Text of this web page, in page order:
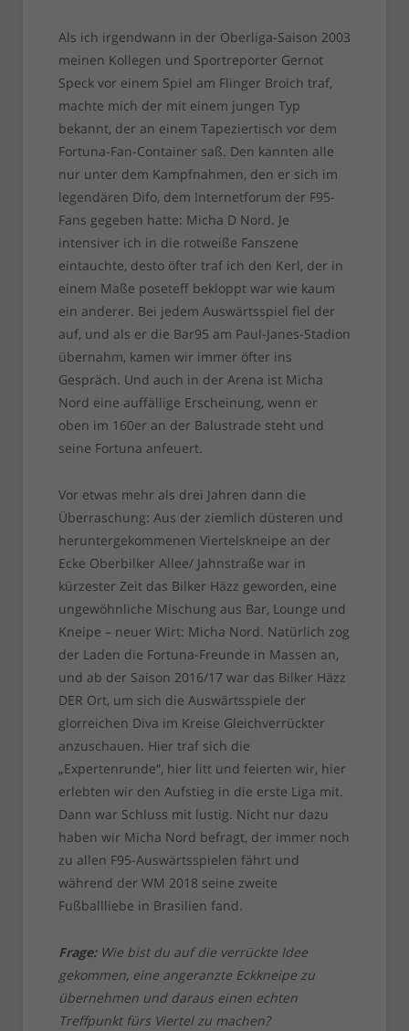
Als ich irgendwann in der Oberliga-Saison 2003
meinen Kollegen und Sportreporter Gernot
Speck vor einem Spiel am Flinger Broich traf,
machte mich der mit einem jungen Typ
bekannt, der an einem Tapeziertisch vor dem
Fortuna-Fan-Container saß. Den kannten alle
nur unter dem Kampfnahmen, den er sich im
legendären Difo, dem Internetforum der F95-
Fans gegeben hatte: Micha D Nord. Je
intensiver ich in die rotweiße Fanszene
eintauchte, desto öfter traf ich den Kerl, der in
einem Maße poseteff bekloppt war wie kaum
ein anderer. Bei jedem Auswärtsspiel fiel der
auf, und als er die Bar95 am Paul-Janes-Stadion
übernahm, kamen wir immer öfter ins
Gespräch. Und auch in der Arena ist Micha
Nord eine auffällige Erscheinung, wenn er
oben im 160er an der Balustrade steht und
seine Fortuna anfeuert.
Vor etwas mehr als drei Jahren dann die
Überraschung: Aus der ziemlich düsteren und
heruntergekommenen Viertelskneipe an der
Ecke Oberbilker Allee/ Jahnstraße war in
kürzester Zeit das Bilker Häzz geworden, eine
ungewöhnliche Mischung aus Bar, Lounge und
Kneipe – neuer Wirt: Micha Nord. Natürlich zog
der Laden die Fortuna-Freunde in Massen an,
und ab der Saison 2016/17 war das Bilker Häzz
DER Ort, um sich die Auswärtsspiele der
glorreichen Diva im Kreise Gleichverrückter
anzuschauen. Hier traf sich die
„Expertenrunde“, hier litt und feierten wir, hier
erlebten wir den Aufstieg in die erste Liga mit.
Dann war Schluss mit lustig. Nicht nur dazu
haben wir Micha Nord befragt, der immer noch
zu allen F95-Auswärtsspielen fährt und
während der WM 2018 seine zweite
Fußballliebe in Brasilien fand.
Frage:Wie bist du auf die verrückte Idee
gekommen, eine angeranzte Eckkneipe zu
übernehmen und daraus einen echten
Treffpunkt fürs Viertel zu machen?